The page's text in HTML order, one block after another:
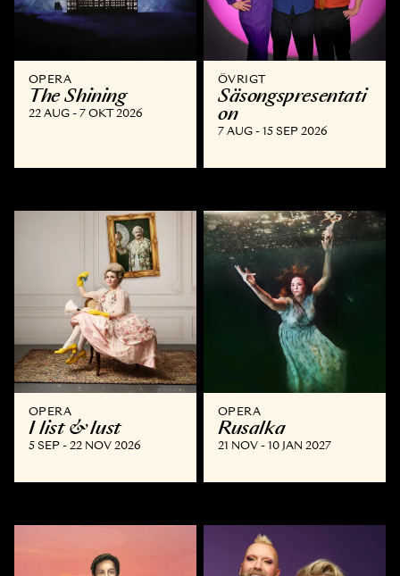
OPERA
The Shining
22 AUG - 7 OKT 2026
ÖVRIGT
Säsongspresentati
on
7 AUG - 15 SEP 2026
OPERA
I list & lust
5 SEP - 22 NOV 2026
OPERA
Rusalka
21 NOV - 10 JAN 2027